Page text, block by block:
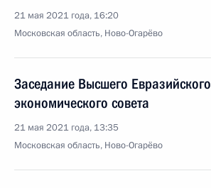
21 мая 2021 года, 16:20
Московская область, Ново-Огарёво
Заседание Высшего Евразийского
экономического совета
21 мая 2021 года, 13:35
Московская область, Ново-Огарёво